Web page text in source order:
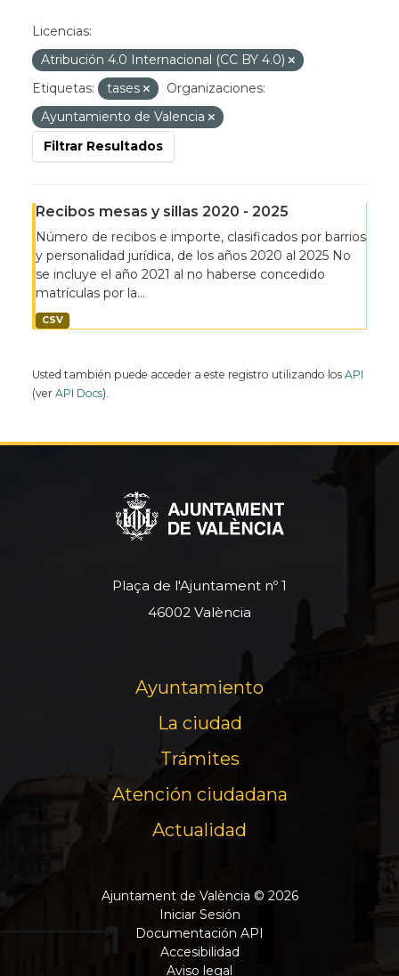
Licencias:
Atribución 4.0 Internacional (CC BY 4.0)
Etiquetas:
tases
Organizaciones:
Ayuntamiento de Valencia
Filtrar Resultados
Recibos mesas y sillas 2020 - 2025
Número de recibos e importe, clasificados por barrios
y personalidad jurídica, de los años 2020 al 2025 No
se incluye el año 2021 al no haberse concedido
matrículas por la...
CSV
Usted también puede acceder a este registro utilizando los API
(ver API Docs).
Plaça de l'Ajuntament nº 1
46002 València
Ayuntamiento
La ciudad
Trámites
Atención ciudadana
Actualidad
Ajuntament de València © 2026
Iniciar Sesión
Documentación API
Accesibilidad
Aviso legal